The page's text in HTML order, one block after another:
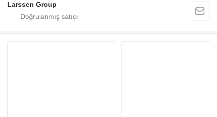
Larssen Group